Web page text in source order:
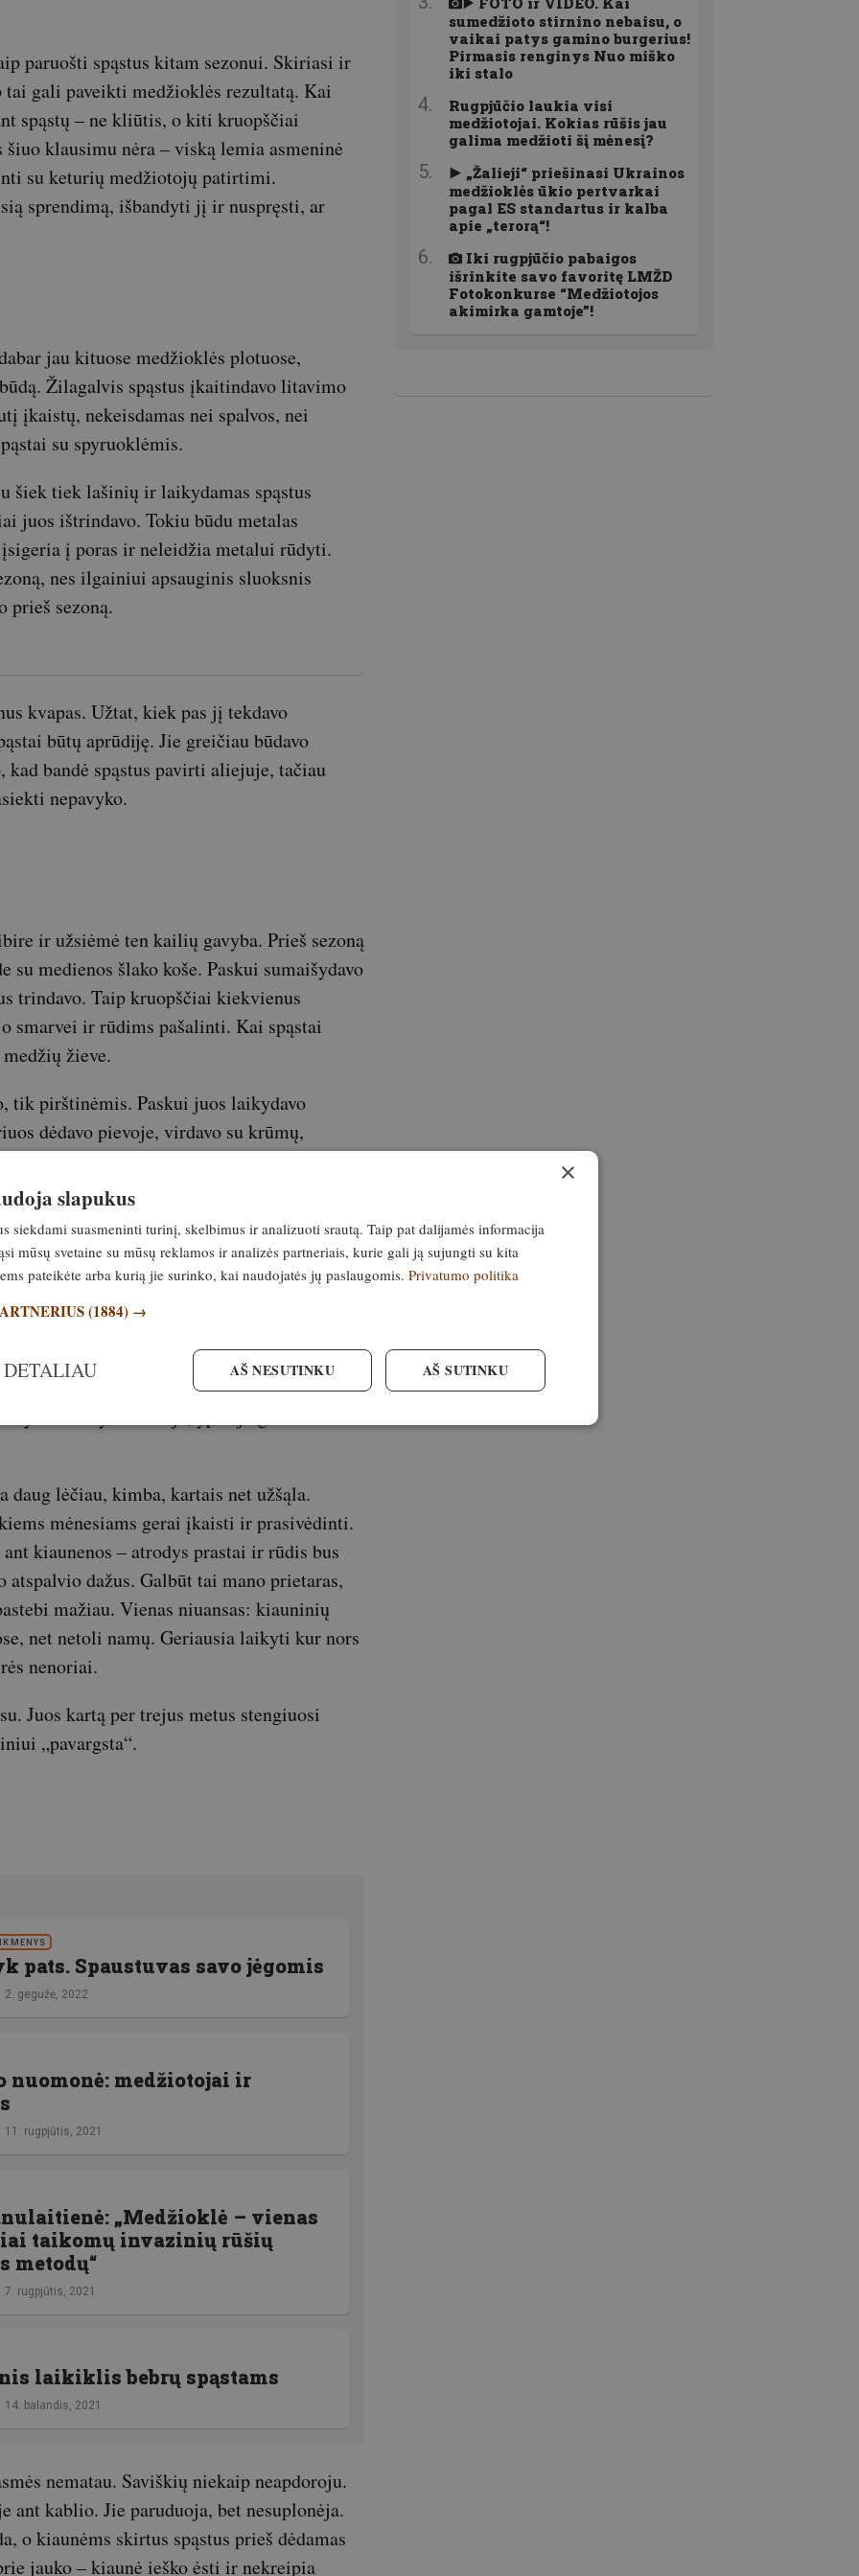
paruošti spąstus kitam sezonui. Skiriasi ir
gali paveikti medžioklės rezultatą. Kai
spąstų – ne kliūtis, o kiti kruopščiai
klausimu nėra – viską lemia asmeninė
su keturių medžiotojų patirtimi.
sprendimą, išbandyti jį ir nuspręsti, ar
jau kituose medžioklės plotuose,
Žilagalvis spąstus įkaitindavo litavimo
įkaistų, nekeisdamas nei spalvos, nei
su spyruoklėmis.
šiek tiek lašinių ir laikydamas spąstus
juos ištrindavo. Tokiu būdu metalas
į poras ir neleidžia metalui rūdyti.
nes ilgainiui apsauginis sluoksnis
prieš sezoną.
kvapas. Užtat, kiek pas jį tekdavo
būtų aprūdiję. Jie greičiau būdavo
bandė spąstus pavirti aliejuje, tačiau
nepavyko.
ir užsiėmė ten kailių gavyba. Prieš sezoną
su medienos šlako koše. Paskui sumaišydavo
trindavo. Taip kruopščiai kiekvienus
smarvei ir rūdims pašalinti. Kai spąstai
žieve.
tik pirštinėmis. Paskui juos laikydavo
dėdavo pievoje, virdavo su krūmų,
Spęsdamas naudodavo šernų šerių
spąstai, kuriuos dabar Europoje naudoti
principai, manau, tinka ir rėminiams.
nuplaunu aukšto slėgio srove, rūdžių
dažus, paskui perdažau rūdijimui
yra nedažyti ir rūdija, ypač jeigu netoliese
daug lėčiau, kimba, kartais net užšąla.
mėnesiams gerai įkaisti ir prasivėdinti.
kiaunenos – atrodys prastai ir rūdis bus
dažus. Galbūt tai mano prietaras,
mažiau. Vienas niuansas: kiauninių
net netoli namų. Geriausia laikyti kur nors
nenoriai.
Juos kartą per trejus metus stengiuosi
„pavargsta“.
pats. Spaustuvas savo jėgomis
2. gegužė, 2022
nuomonė: medžiotojai ir
11. rugpjūtis, 2021
„Medžioklė – vienas
taikomų invazinių rūšių
metodų“
7. rugpjūtis, 2021
laikiklis bebrų spąstams
14. balandis, 2021
nematau. Saviškių niekaip neapdoroju.
ant kablio. Jie paruduoja, bet nesuplonėja.
o kiaunėms skirtus spąstus prieš dėdamas
jauko – kiaunė ieško ėsti ir nekreipia
sumedžioto stirnino nebaisu, o
vaikai patys gamino burgerius!
Pirmasis renginys Nuo miško
iki stalo
Rugpjūčio laukia visi
medžiotojai. Kokias rūšis jau
galima medžioti šį mėnesį?
„Žalieji“ priešinasi Ukrainos
medžioklės ūkio pertvarkai
pagal ES standartus ir kalba
apie „terorą“!
Iki rugpjūčio pabaigos
išrinkite savo favoritę LMŽD
Fotokonkurse “Medžiotojos
akimirka gamtoje”!
×
slapukus
siekdami suasmeninti turinį, skelbimus ir analizuoti srautą. Taip pat dalijamės informacija
mūsų svetaine su mūsų reklamos ir analizės partneriais, kurie gali ją sujungti su kita
pateikėte arba kurią jie surinko, kai naudojatės jų paslaugomis. Privatumo politika
(1884) →
AŠ SUTINKU
AŠ NESUTINKU
DETALIAU